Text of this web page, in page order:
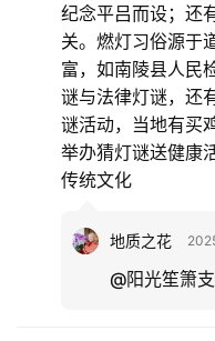
纪念平吕而设；还
关。燃灯习俗源于
富，如南陵县人民
谜与法律灯谜，还
谜活动，当地有买
举办猜灯谜送健康
传统文化
地质之花
@阳光笙箫